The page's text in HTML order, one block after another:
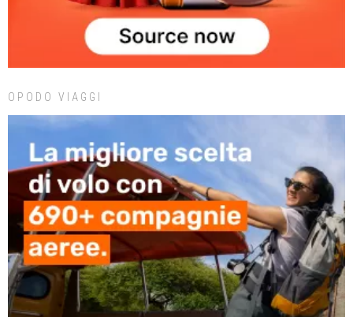
OPODO VIAGGI